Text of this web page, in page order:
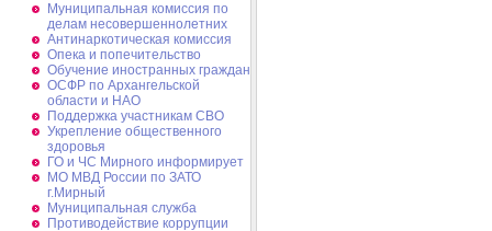
Муниципальная комиссия по
делам несовершеннолетних
Антинаркотическая комиссия
Опека и попечительство
Обучение иностранных граждан
ОСФР по Архангельской
области и НАО
Поддержка участникам СВО
Укрепление общественного
здоровья
ГО и ЧС Мирного информирует
МО МВД России по ЗАТО
г.Мирный
Муниципальная cлужба
Противодействие коррупции